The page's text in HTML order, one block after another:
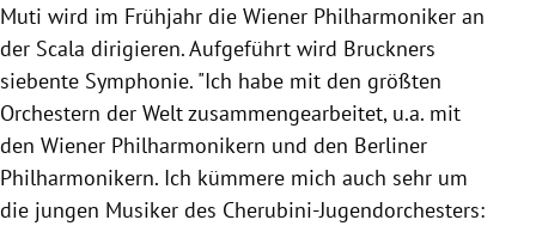
Muti wird im Frühjahr die Wiener Philharmoniker an
der Scala dirigieren. Aufgeführt wird Bruckners
siebente Symphonie. "Ich habe mit den größten
Orchestern der Welt zusammengearbeitet, u.a. mit
den Wiener Philharmonikern und den Berliner
Philharmonikern. Ich kümmere mich auch sehr um
die jungen Musiker des Cherubini-Jugendorchesters: